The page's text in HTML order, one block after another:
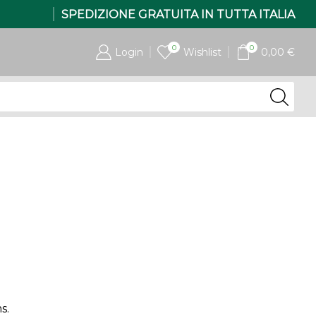
SPEDIZIONE GRATUITA IN TUTTA ITALIA
Login 0 Wishlist 0 0,00 €